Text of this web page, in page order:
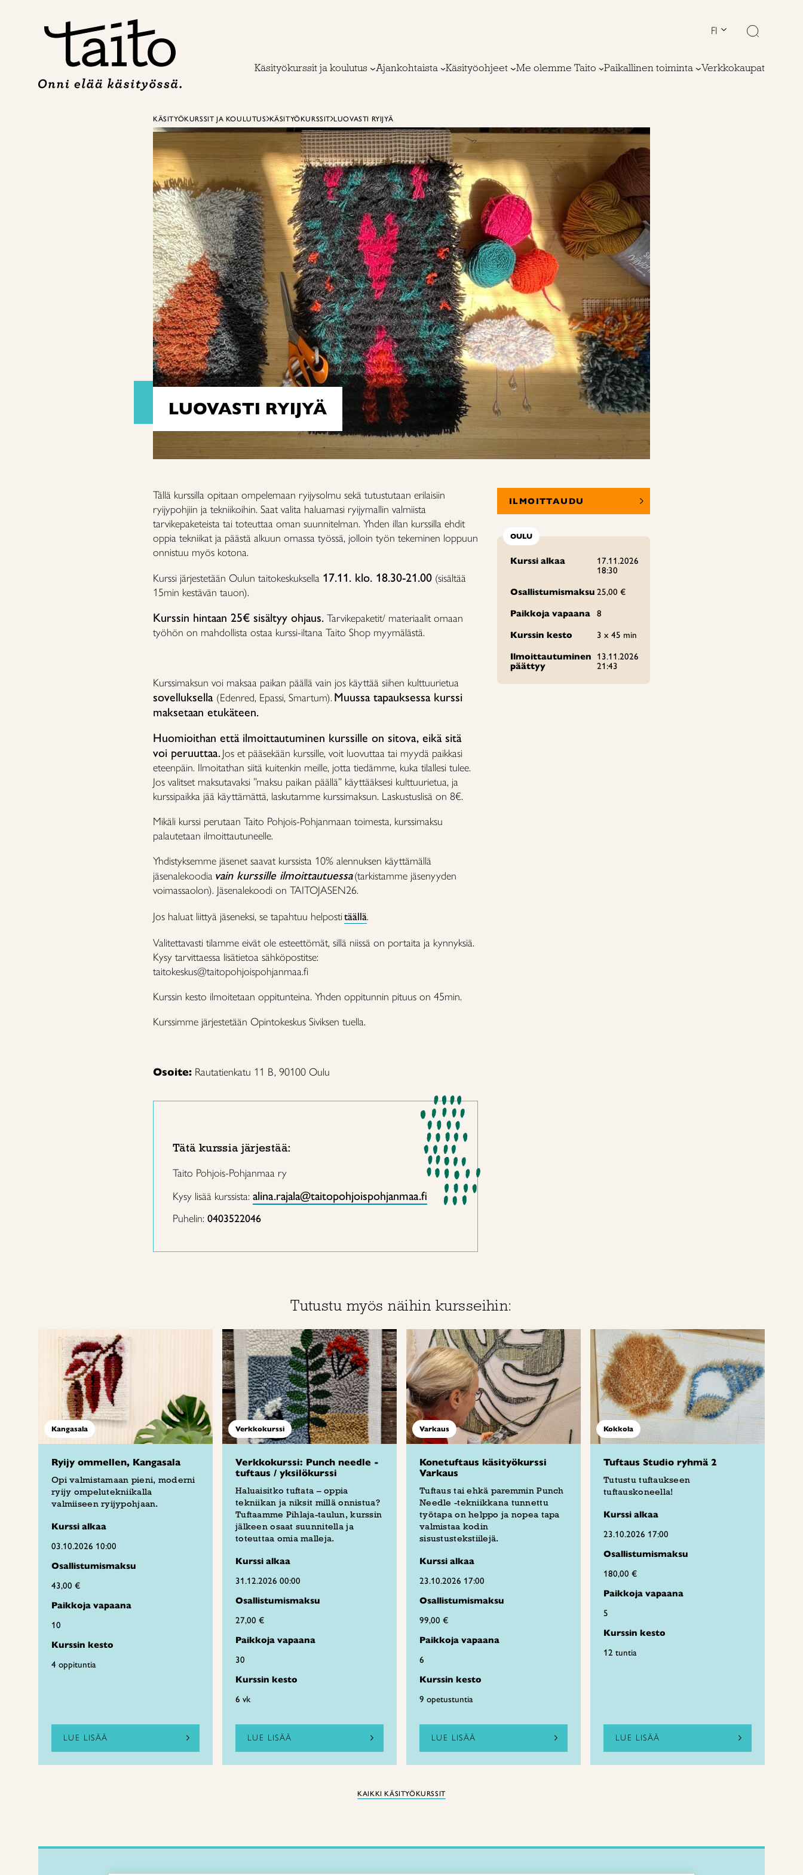
FI
Käsityökurssit ja koulutus Ajankohtaista Käsityöohjeet Me olemme Taito Paikallinen toiminta Verkkokaupat
KÄSITYÖKURSSIT JA KOULUTUS KÄSITYÖKURSSIT LUOVASTI RYIJYÄ
LUOVASTI RYIJYÄ
Tällä kurssilla opitaan ompelemaan ryijysolmu sekä tutustutaan erilaisiin
ryijypohjiin ja tekniikoihin. Saat valita haluamasi ryijymallin valmiista
tarvikepaketeista tai toteuttaa oman suunnitelman. Yhden illan kurssilla ehdit
oppia tekniikat ja päästä alkuun omassa työssä, jolloin työn tekeminen loppuun
onnistuu myös kotona.
Kurssi järjestetään Oulun taitokeskuksella 17.11. klo. 18.30-21.00 (sisältää
15min kestävän tauon).
Kurssin hintaan 25€ sisältyy ohjaus. Tarvikepaketit/ materiaalit omaan
työhön on mahdollista ostaa kurssi-iltana Taito Shop myymälästä.
Kurssimaksun voi maksaa paikan päällä vain jos käyttää siihen kulttuurietua
sovelluksella (Edenred, Epassi, Smartum). Muussa tapauksessa kurssi
maksetaan etukäteen.
Huomioithan että ilmoittautuminen kurssille on sitova, eikä sitä
voi peruuttaa.Jos et pääsekään kurssille, voit luovuttaa tai myydä paikkasi
eteenpäin. Ilmoitathan siitä kuitenkin meille, jotta tiedämme, kuka tilallesi tulee.
Jos valitset maksutavaksi ”maksu paikan päällä” käyttääksesi kulttuurietua, ja
kurssipaikka jää käyttämättä, laskutamme kurssimaksun. Laskustuslisä on 8€.
Mikäli kurssi perutaan Taito Pohjois-Pohjanmaan toimesta, kurssimaksu
palautetaan ilmoittautuneelle.
Yhdistyksemme jäsenet saavat kurssista 10% alennuksen käyttämällä
jäsenalekoodia vain kurssille ilmoittautuessa(tarkistamme jäsenyyden
voimassaolon). Jäsenalekoodi on TAITOJASEN26.
Jos haluat liittyä jäseneksi, se tapahtuu helpostitäällä.
Valitettavasti tilamme eivät ole esteettömät, sillä niissä on portaita ja kynnyksiä.
Kysy tarvittaessa lisätietoa sähköpostitse:
taitokeskus@taitopohjoispohjanmaa.fi
Kurssin kesto ilmoitetaan oppitunteina. Yhden oppitunnin pituus on 45min.
Kurssimme järjestetään Opintokeskus Siviksen tuella.
Osoite: Rautatienkatu 11 B, 90100 Oulu
Tätä kurssia järjestää:
Taito Pohjois-Pohjanmaa ry
Kysy lisää kurssista: alina.rajala@taitopohjoispohjanmaa.fi
Puhelin: 0403522046
ILMOITTAUDU
OULU
Kurssi alkaa
17.11.2026
18:30
Osallistumismaksu 25,00 €
Paikkoja vapaana
8
Kurssin kesto
3 x 45 min
Ilmoittautuminen
päättyy
13.11.2026
21:43
Tutustu myös näihin kursseihin:
Kangasala
Ryijy ommellen, Kangasala
Opi valmistamaan pieni, moderni
ryijy ompelutekniikalla
valmiiseen ryijypohjaan.
Kurssi alkaa
03.10.2026 10:00
Osallistumismaksu
43,00 €
Paikkoja vapaana
10
Kurssin kesto
4 oppituntia
LUE LISÄÄ
Verkkokurssi
Verkkokurssi: Punch needle -
tuftaus / yksilökurssi
Haluaisitko tuftata – oppia
tekniikan ja niksit millä onnistua?
Tuftaamme Pihlaja-taulun, kurssin
jälkeen osaat suunnitella ja
toteuttaa omia malleja.
Kurssi alkaa
31.12.2026 00:00
Osallistumismaksu
27,00 €
Paikkoja vapaana
30
Kurssin kesto
6 vk
LUE LISÄÄ
Varkaus
Konetuftaus käsityökurssi
Varkaus
Tuftaus tai ehkä paremmin Punch
Needle -tekniikkana tunnettu
työtapa on helppo ja nopea tapa
valmistaa kodin
sisustustekstiilejä.
Kurssi alkaa
23.10.2026 17:00
Osallistumismaksu
99,00 €
Paikkoja vapaana
6
Kurssin kesto
9 opetustuntia
LUE LISÄÄ
Kokkola
Tuftaus Studio ryhmä 2
Tutustu tuftaukseen
tuftauskoneella!
Kurssi alkaa
23.10.2026 17:00
Osallistumismaksu
180,00 €
Paikkoja vapaana
5
Kurssin kesto
12 tuntia
LUE LISÄÄ
KAIKKI KÄSITYÖKURSSIT